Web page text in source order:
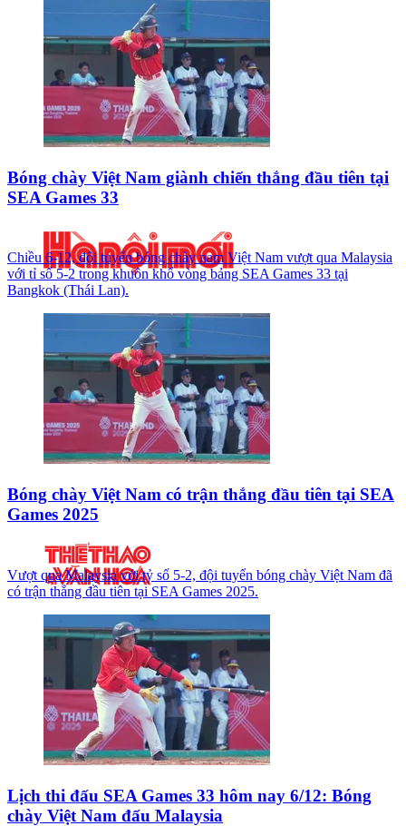
Bóng chày Việt Nam giành chiến thắng đầu tiên tại
SEA Games 33
Chiều 6-12, đội tuyển bóng chày nam Việt Nam vượt qua Malaysia
với tỉ số 5-2 trong khuôn khổ vòng bảng SEA Games 33 tại
Bangkok (Thái Lan).
Bóng chày Việt Nam có trận thắng đầu tiên tại SEA
Games 2025
Vượt qua Malaysia với tỷ số 5-2, đội tuyển bóng chày Việt Nam đã
có trận thắng đầu tiên tại SEA Games 2025.
Lịch thi đấu SEA Games 33 hôm nay 6/12: Bóng
chày Việt Nam đấu Malaysia